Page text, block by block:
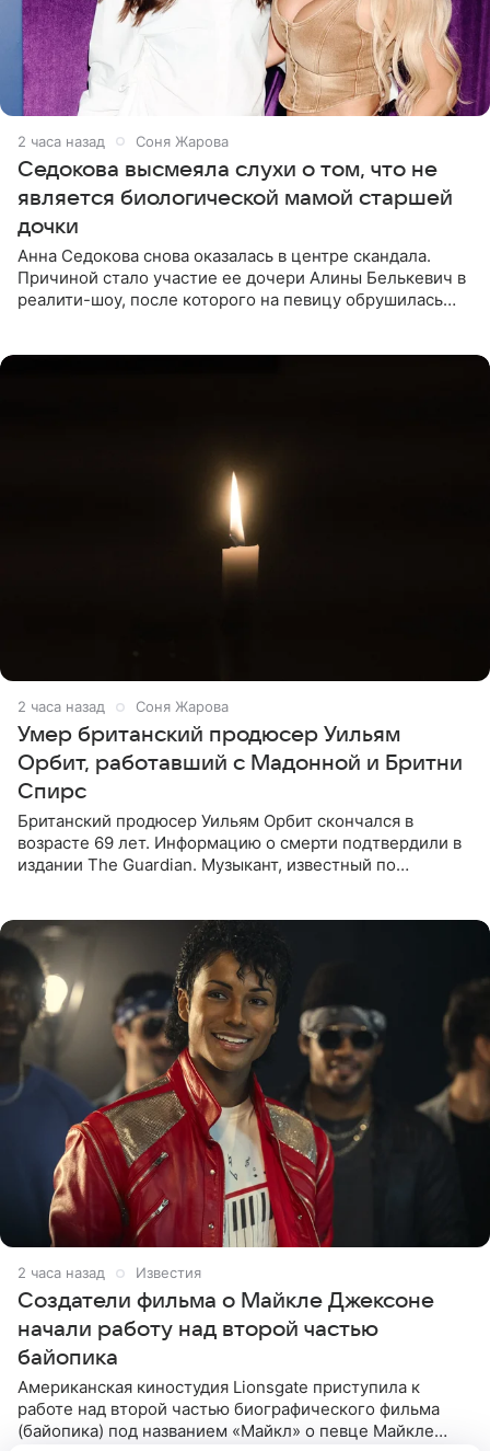
2 часа назад Соня Жарова
Седокова высмеяла слухи о том, что не
является биологической мамой старшей
дочки
Анна Седокова снова оказалась в центре скандала.
Причиной стало участие ее дочери Алины Белькевич в
реалити-шоу, после которого на певицу обрушилась
2 часа назад Соня Жарова
Умер британский продюсер Уильям
Орбит, работавший с Мадонной и Бритни
Спирс
Британский продюсер Уильям Орбит скончался в
возрасте 69 лет. Информацию о смерти подтвердили в
издании The Guardian. Музыкант, известный по
2 часа назад Известия
Создатели фильма о Майкле Джексоне
начали работу над второй частью
байопика
Американская киностудия Lionsgate приступила к
работе над второй частью биографического фильма
(байопика) под названием «Майкл» о певце Майкле